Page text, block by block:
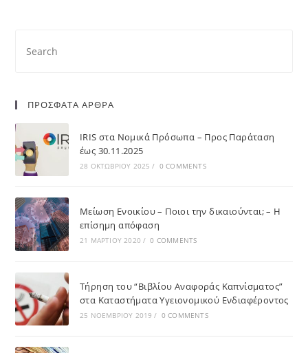
ΠΡΟΣΦΑΤΑ ΑΡΘΡΑ
IRIS στα Νομικά Πρόσωπα – Προς Παράταση
έως 30.11.2025
28 ΟΚΤΩΒΡΊΟΥ 2025 / 0 COMMENTS
Μείωση Ενοικίου – Ποιοι την δικαιούνται; – Η
επίσημη απόφαση
21 ΜΑΡΤΊΟΥ 2020 / 0 COMMENTS
Τήρηση του “Βιβλίου Αναφοράς Καπνίσματος”
στα Καταστήματα Υγειονομικού Ενδιαφέροντος
25 ΝΟΕΜΒΡΊΟΥ 2019 / 0 COMMENTS